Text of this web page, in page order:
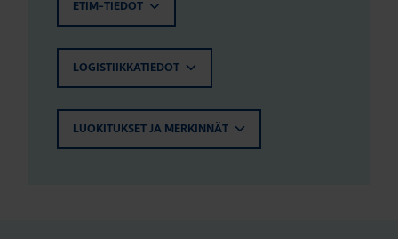
ETIM-TIEDOT
LOGISTIIKKATIEDOT
LUOKITUKSET JA MERKINNÄT